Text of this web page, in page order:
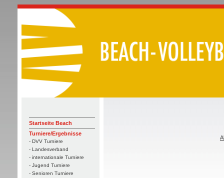
Startseite Beach
Turniere/Ergebnisse
- DVV Turniere
- Landesverband
- internationale Turniere
- Jugend Turniere
- Senioren Turniere